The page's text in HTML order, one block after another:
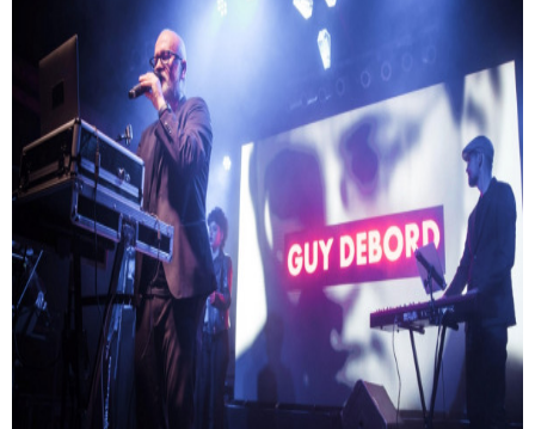
Prieger Zsolt: József Attila életműve egy
anarchisztikus csoda
Prieger Zsolt a Nyári Margóról, József Attiláról és a DJ